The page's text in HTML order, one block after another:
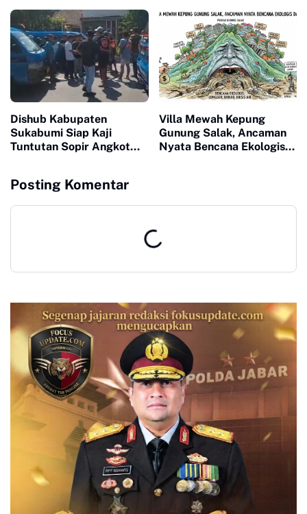
Cimande Bogor
SOROTAN PUBLIK
Dishub Kabupaten
Sukabumi Siap Kaji
Tuntutan Sopir Angkot
Cicurug
Villa Mewah Kepung
Gunung Salak, Ancaman
Nyata Bencana Ekologis
Posting Komentar